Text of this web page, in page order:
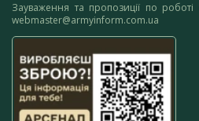
Зауваження та пропозиції по
webmaster@armyinform.com.ua